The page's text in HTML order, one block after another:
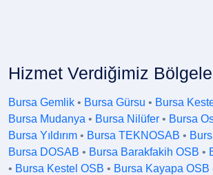
Hizmet Verdiğimiz
Bursa Gemlik • Bursa Gürsu • Bursa
Bursa Mudanya • Bursa Nilüfer • Bursa
Bursa Yıldırım • Bursa TEKNOSAB •
Bursa DOSAB • Bursa Barakfakih OSB •
• Bursa Kestel OSB • Bursa Kayapa OSB